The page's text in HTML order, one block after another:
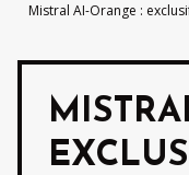
Mistral AI-Orange :